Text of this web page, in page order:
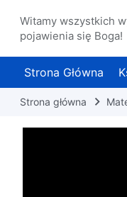
Witamy wszystkich
pojawienia się Boga!
Strona Główna
Strona główna